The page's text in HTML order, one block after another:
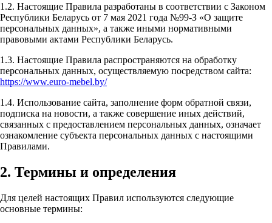
1.2. Настоящие Правила разработаны в соответствии с Законом
Республики Беларусь от 7 мая 2021 года №99-З «О защите
персональных данных», а также иными нормативными
правовыми актами Республики Беларусь.
1.3. Настоящие Правила распространяются на обработку
персональных данных, осуществляемую посредством сайта:
https://www.euro-mebel.by/
1.4. Использование сайта, заполнение форм обратной связи,
подписка на новости, а также совершение иных действий,
связанных с предоставлением персональных данных, означает
ознакомление субъекта персональных данных с настоящими
Правилами.
2. Термины и определения
Для целей настоящих Правил используются следующие
основные термины: